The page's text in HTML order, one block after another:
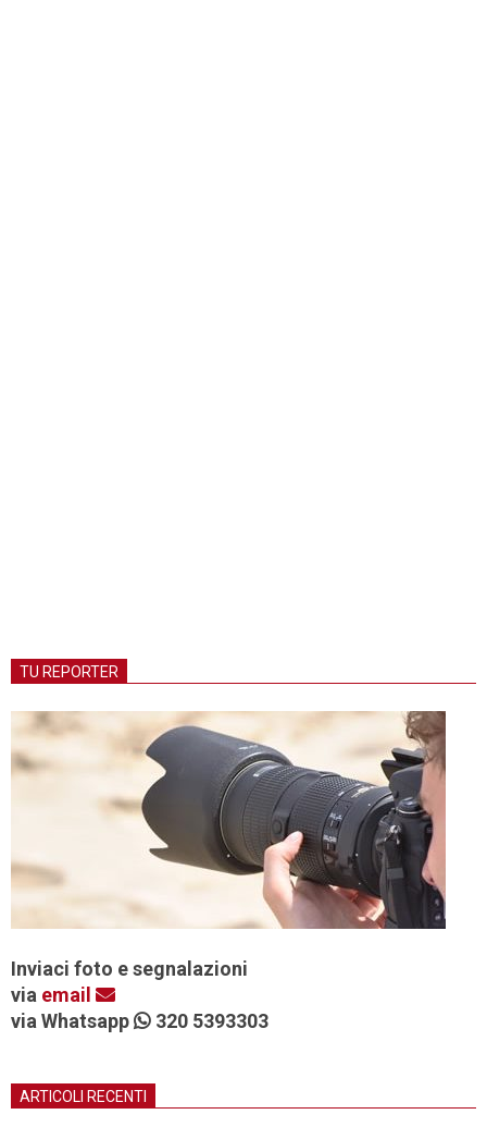
TU REPORTER
Inviaci foto e segnalazioni
via email
via Whatsapp
320 5393303
ARTICOLI RECENTI